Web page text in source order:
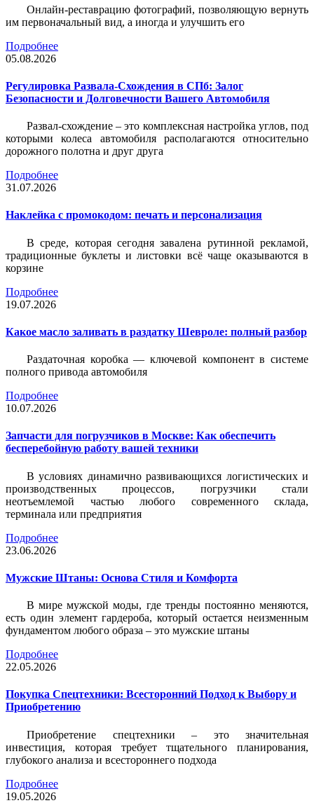
Онлайн-реставрацию фотографий, позволяющую вернуть
им первоначальный вид, а иногда и улучшить его
Подробнее
05.08.2026
Регулировка Развала-Схождения в СПб: Залог
Безопасности и Долговечности Вашего Автомобиля
Развал-схождение – это комплексная настройка углов, под
которыми колеса автомобиля располагаются относительно
дорожного полотна и друг друга
Подробнее
31.07.2026
Наклейка c промокодом: печать и персонализация
В среде, которая сегодня завалена рутинной рекламой,
традиционные буклеты и листовки всё чаще оказываются в
корзине
Подробнее
19.07.2026
Какое масло заливать в раздатку Шевроле: полный разбор
Раздаточная коробка — ключевой компонент в системе
полного привода автомобиля
Подробнее
10.07.2026
Запчасти для погрузчиков в Москве: Как обеспечить
бесперебойную работу вашей техники
В условиях динамично развивающихся логистических и
производственных процессов, погрузчики стали
неотъемлемой частью любого современного склада,
терминала или предприятия
Подробнее
23.06.2026
Мужские Штаны: Основа Стиля и Комфорта
В мире мужской моды, где тренды постоянно меняются,
есть один элемент гардероба, который остается неизменным
фундаментом любого образа – это мужские штаны
Подробнее
22.05.2026
Покупка Спецтехники: Всесторонний Подход к Выбору и
Приобретению
Приобретение спецтехники – это значительная
инвестиция, которая требует тщательного планирования,
глубокого анализа и всестороннего подхода
Подробнее
19.05.2026